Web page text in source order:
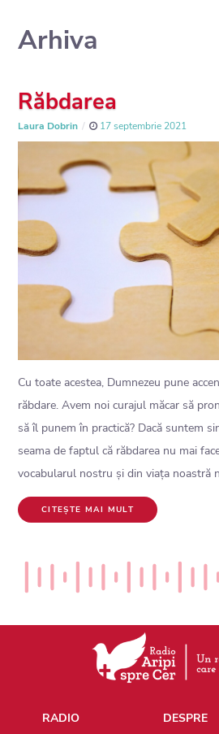
Arhiva
Răbdarea
Laura Dobrin 17 septembrie 2021
Cu toate acestea, Dumnezeu pune
răbdare. Avem noi curajul măcar să
să îl punem în practică? Dacă suntem
seama de faptul că răbdarea nu mai
vocabularul nostru și din viața noastră
CITEȘTE MAI MULT
RADIO DESPRE